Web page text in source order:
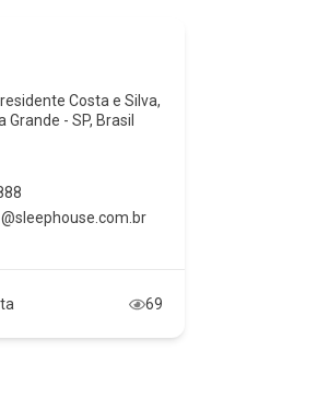
Costa e Silva,
- SP, Brasil
69